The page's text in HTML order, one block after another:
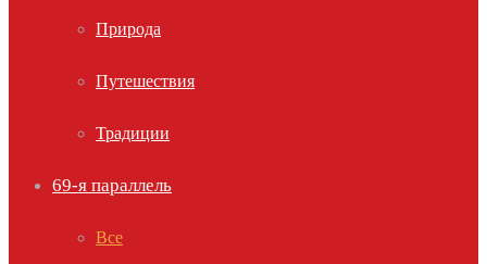
Природа
Путешествия
Традиции
69-я параллель
Все